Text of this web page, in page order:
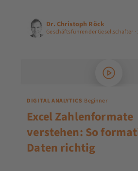
Dr. Christoph Röck
Geschäftsführender Gesellschafter ·
DIGITAL ANALYTICS Beginner
Excel Zahlenformate
verstehen: So
Daten richtig